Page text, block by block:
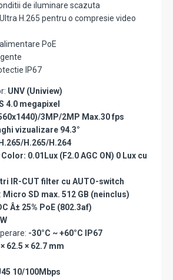
de iluminare scazuta
H.265 pentru o compresie video
PoE
IP67
UNV (Uniview)
4.0 megapixel
3MP/2MP Max.30 fps
vizualizare 94.3°
H.265/H.264
Color: 0.01Lux (F2.0 AGC ON) 0 Lux cu
IR-CUT filter cu AUTO-switch
Micro SD max. 512 GB (neinclus)
Â± 25% PoE (802.3af)
-30°C ~ +60°C IP67
62.5 × 62.7 mm
10/100Mbps